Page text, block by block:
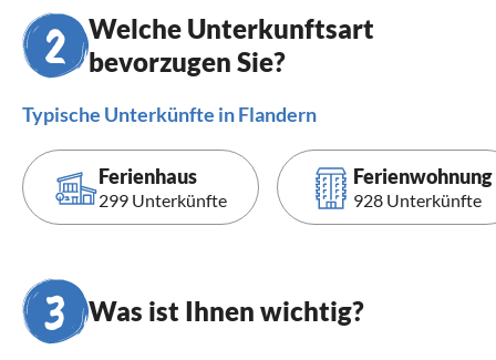
Welche Unterkunftsart
bevorzugen Sie?
Typische Unterkünfte in Flandern
Ferienhaus
299 Unterkünfte
Ferienwohnung
928 Unterkünfte
Was ist Ihnen wichtig?